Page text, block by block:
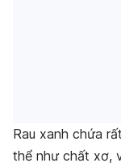
Rau xanh chứa
thể như chất xơ,